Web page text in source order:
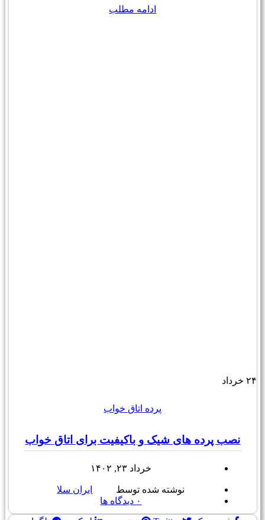
ادامه مطلب
۲۴ خرداد
پرده اتاق خواب
نصب پرده های شیک و باکیفیت برای اتاق خواب
خرداد ۲۳, ۱۴۰۲
نوشته شده توسط
ایران سلا
۰ دیدگاه ها